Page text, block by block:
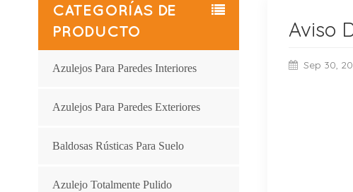
Aviso
Sep 30,
CATEGORÍAS DE
PRODUCTO
Azulejos Para Paredes Interiores
Azulejos Para Paredes Exteriores
Baldosas Rústicas Para Suelo
Azulejo Totalmente Pulido